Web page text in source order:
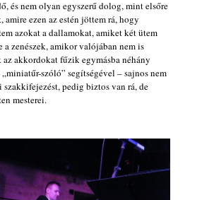
és nem olyan egyszerű dolog, mint elsőre
amire ezen az estén jöttem rá, hogy
azokat a dallamokat, amiket két ütem
a zenészek, amikor valójában nem is
az akkordokat fűzik egymásba néhány
szóló” segítségével – sajnos nem
szakkifejezést, pedig biztos van rá, de
mesterei.